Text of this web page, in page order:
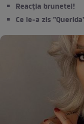
Reacția brunetei!
Ce le-a zis